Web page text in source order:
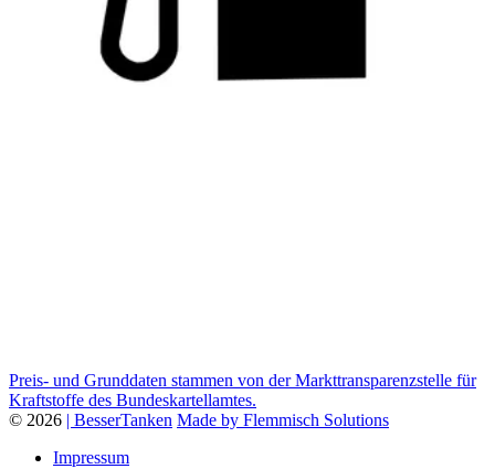
Preis- und Grunddaten stammen von der Markttransparenzstelle für
Kraftstoffe des Bundeskartellamtes.
© 2026 | BesserTanken Made by Flemmisch Solutions
Impressum